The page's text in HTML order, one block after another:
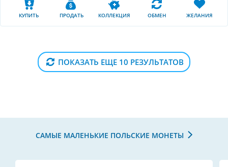
КУПИТЬ ПРОДАТЬ КОЛЛЕКЦИЯ ОБМЕН ЖЕЛАНИЯ
ПОКАЗАТЬ ЕЩЕ 10 РЕЗУЛЬТАТОВ
САМЫЕ МАЛЕНЬКИЕ ПОЛЬСКИЕ МОНЕТЫ